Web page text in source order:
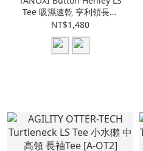
Tee 吸濕速乾 亨利領長袖
Tee [TNX-T458]
NT$1,480